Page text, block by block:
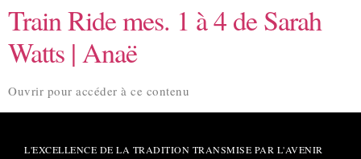
Train Ride mes. 1 à 4 de Sarah
Watts | Anaë
Ouvrir pour accéder à ce contenu
L'EXCELLENCE DE LA TRADITION TRANSMISE PAR L'AVENIR